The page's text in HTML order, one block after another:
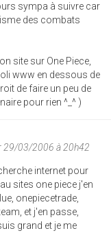
sympa à suivre car
des combats
site sur One Piece,
www en dessous de
de faire un peu de
pour rien ^_^ )
29/03/2006 à 20h42
internet pour
sites one piece j'en
onepiecetrade,
et j'en passe,
grand et je me